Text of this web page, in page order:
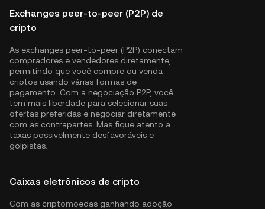
Exchanges peer-to-peer (P2P) de
cripto
As exchanges peer-to-peer (P2P) conectam
compradores e vendedores diretamente,
permitindo que você compre ou venda
criptos usando várias formas de
pagamento. Com a negociação P2P, você
tem mais liberdade para selecionar suas
ofertas preferidas e negociar diretamente
com as contrapartes. Mas fique atento a
taxas possivelmente desfavoráveis e
golpistas.
Caixas eletrônicos de cripto
Com as criptomoedas ganhando adoção